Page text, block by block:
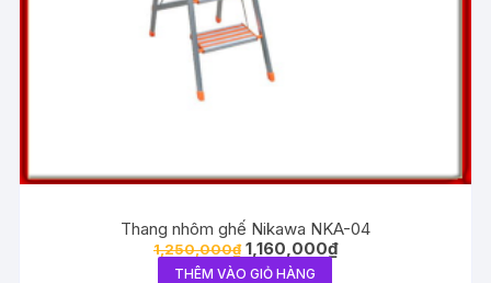
Thang nhôm ghế Nikawa NKA-04
1,250,000₫ 1,160,000₫
THÊM VÀO GIỎ HÀNG